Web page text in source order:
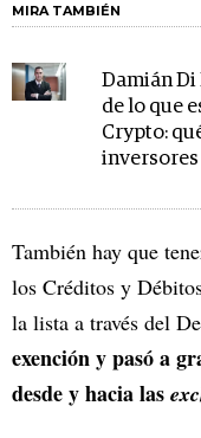
MIRA TAMBIÉN
Damián Di
de lo que
Crypto:
También hay que
los Créditos y
la lista a través del
exención y pasó a
desde y hacia las